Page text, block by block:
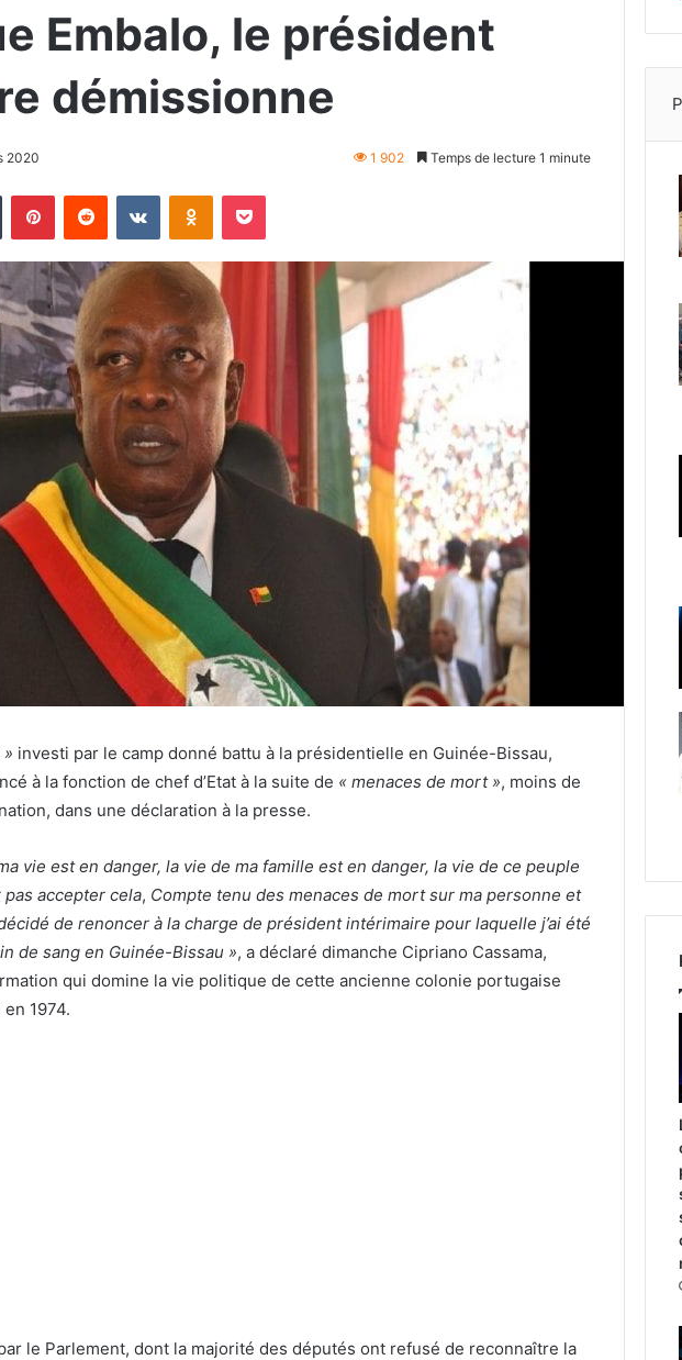
Embalo, le président
démissionne
2020 1 902 Temps de lecture 1 minute
Tumblr PinterestReddit VKontakteOdnoklassniki
Pocket
investi par le camp donné battu à la présidentielle en Guinée-Bissau,
à la fonction de chef d’Etat à la suite de « menaces de mort », moins de
dans une déclaration à la presse.
vie est en danger, la vie de ma famille est en danger, la vie de ce peuple
accepter cela, Compte tenu des menaces de mort sur ma personne et
de renoncer à la charge de président intérimaire pour laquelle j’ai été
de sang en Guinée-Bissau », a déclaré dimanche Cipriano Cassama,
qui domine la vie politique de cette ancienne colonie portugaise
1974.
le Parlement, dont la majorité des députés ont refusé de reconnaître la